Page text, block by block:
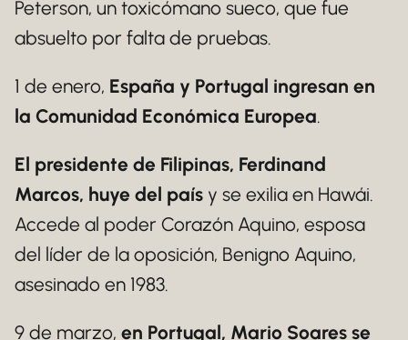
Peterson, un toxicómano sueco, que fue
absuelto por falta de pruebas.
1 de enero, España y Portugal ingresan en
la Comunidad Económica Europea.
El presidente de Filipinas, Ferdinand
Marcos, huye del país y se exilia en Hawái.
Accede al poder Corazón Aquino, esposa
del líder de la oposición, Benigno Aquino,
asesinado en 1983.
9 de marzo, en Portugal, Mario Soares se